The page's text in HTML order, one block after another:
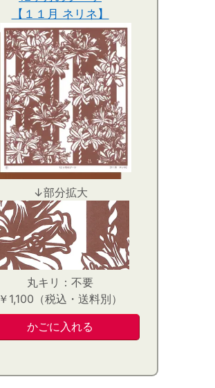
【１１月 ネリネ】
↓部分拡大
丸キリ：不要
￥1,100（税込・送料別）